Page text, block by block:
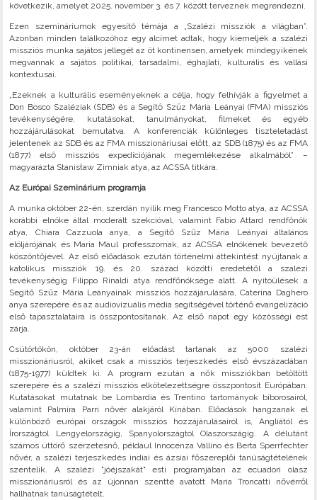
következik, amelyet 2025. november 3. és 7. között terveznek megrendezni.
Ezen szemináriumok egyesítő témája a „Szalézi missziók a világban”.
Azonban minden találkozóhoz egy alcímet adtak, hogy kiemeljék a szalézi
missziós munka sajátos jellegét az öt kontinensen, amelyek mindegyikének
megvannak a sajátos politikai, társadalmi, éghajlati, kulturális és vallási
kontextusai.
„Ezeknek a kulturális eseményeknek a célja, hogy felhívják a figyelmet a
Don Bosco Szaléziak (SDB) és a Segítő Szűz Mária Leányai (FMA) missziós
tevékenységére, kutatásokat, tanulmányokat, filmeket és egyéb
hozzájárulásokat bemutatva. A konferenciák különleges tiszteletadást
jelentenek az SDB és az FMA misszionáriusai előtt, az SDB (1875) és az FMA
(1877) első missziós expedíciójának megemlékezése alkalmából” –
magyarázta Stanisław Zimniak atya, az ACSSA titkára.
Az Európai Szeminárium programja
A munka október 22-én, szerdán nyílik meg Francesco Motto atya, az ACSSA
korábbi elnöke által moderált szekcióval, valamint Fabio Attard rendfőnök
atya, Chiara Cazzuola anya, a Segítő Szűz Mária Leányai általános
elöljárójának és Maria Maul professzornak, az ACSSA elnökének bevezető
köszöntőjével. Az első előadások ezután történelmi áttekintést nyújtanak a
katolikus missziók 19. és 20. század közötti eredetétől a szalézi
tevékenységig Filippo Rinaldi atya rendfőnöksége alatt. A nyitóülések a
Segítő Szűz Mária Leányainak missziós hozzájárulására, Caterina Daghero
anya szerepére és az audiovizuális média segítségével történő evangelizáció
első tapasztalataira is összpontosítanak. Az első napot egy közösségi est
zárja.
Csütörtökön, október 23-án előadást tartanak az 5000 szalézi
misszionáriusról, akiket csak a missziós terjeszkedés első évszázadában
(1875-1977) küldtek ki. A program ezután a nők missziókban betöltött
szerepére és a szalézi missziós elkötelezettségre összpontosít Európában.
Kutatásokat mutatnak be Lombardia és Trentino tartományok bíborosairól,
valamint Palmira Parri nővér alakjáról Kínában. Előadások hangzanak el
különböző európai országok missziós hozzájárulásairól is, Angliától és
Írországtól Lengyelországig, Spanyolországtól Olaszországig. A délutánt
számos úttörő szerzetesnő, például Innocenza Vallino és Berta Sperrfechter
nővér, a szalézi terjeszkedés indiai és ázsiai főszereplői tanúságtételének
szentelik. A szalézi "jóéjszakát" esti programjában az ecuadori olasz
misszionáriusról és az újonnan szentté avatott Maria Troncatti nővérről
hallhatnak tanúságtételt.